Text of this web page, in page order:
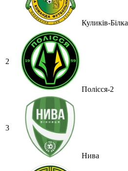
Куликів-Білка
2
Полісся-2
3
Нива